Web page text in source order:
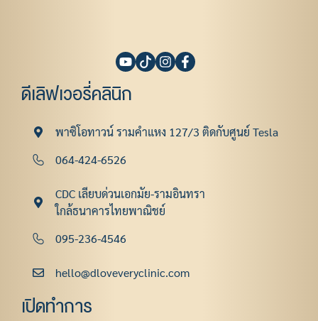
ดีเลิฟเวอรี่คลินิก
พาซิโอทาวน์ รามคําแหง 127/3 ติดกับศูนย์ Tesla
064-424-6526
CDC เลียบด่วนเอกมัย-รามอินทรา
ใกล้ธนาคารไทยพาณิชย์
095-236-4546
hello@dloveveryclinic.com
เปิดทำการ